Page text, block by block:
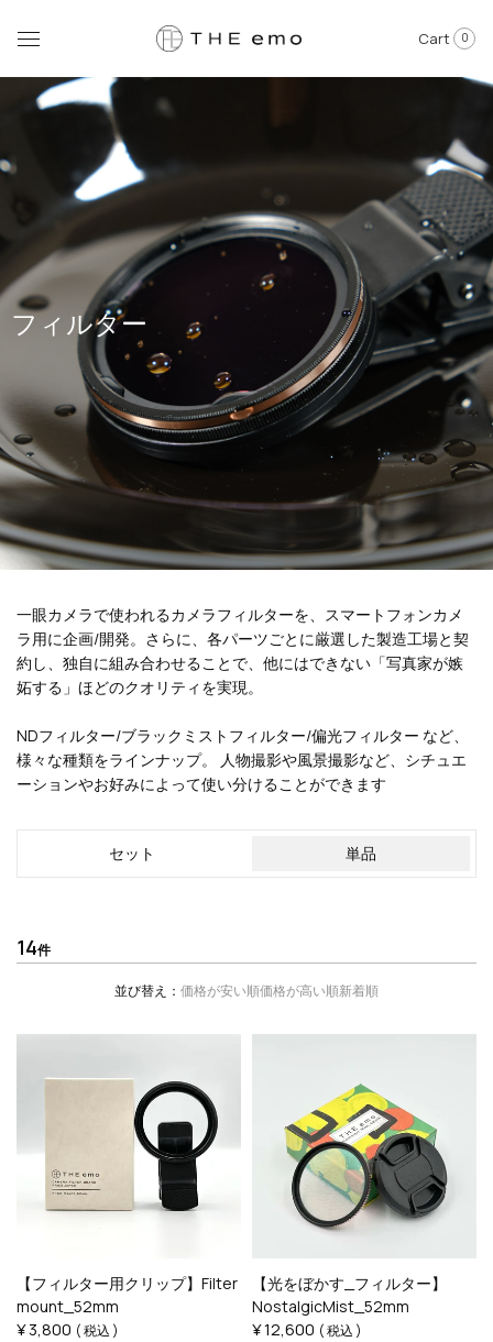
Cart 0
フィルター
一眼カメラで使われるカメラフィルターを、スマートフォンカメ
ラ用に企画/開発。さらに、各パーツごとに厳選した製造工場と契
約し、独自に組み合わせることで、他にはできない「写真家が嫉
妬する」ほどのクオリティを実現。
NDフィルター/ブラックミストフィルター/偏光フィルター など、
様々な種類をラインナップ。 人物撮影や風景撮影など、シチュエ
ーションやお好みによって使い分けることができます
セット 単品
並び替え 価格が安い順価格が高い順新着順
14
【フィルター用クリップ】Filter
mount_52mm
¥3,800 税込
【光をぼかす_フィルター】
NostalgicMist_52mm
¥12,600 税込